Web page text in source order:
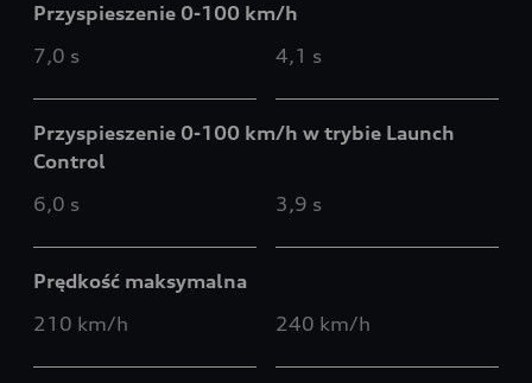
Przyspieszenie 0-100 km/h
7,0 s
4,1 s
Przyspieszenie 0-100 km/h w trybie Launch
Control
6,0 s
3,9 s
Prędkość maksymalna
210 km/h
240 km/h